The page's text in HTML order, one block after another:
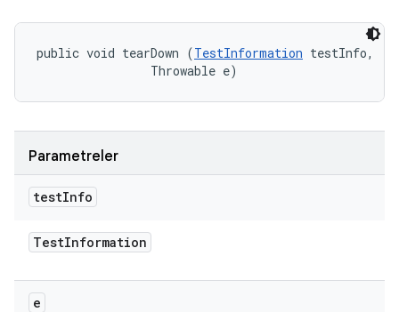
public void tearDown (TestInformation testInfo,
                Throwable e)
Parametreler
testInfo
TestInformation
e